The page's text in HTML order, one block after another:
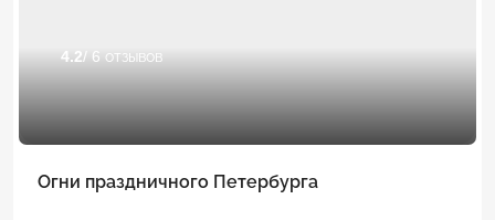
4.2/ 6 отзывов
Огни праздничного Петербурга